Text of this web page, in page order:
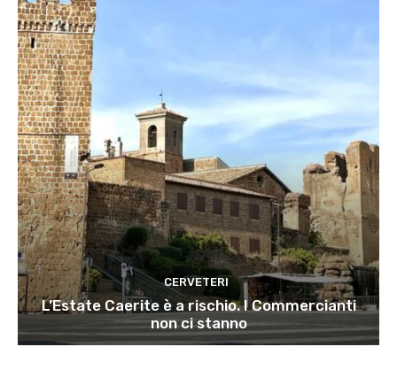
CERVETERI
L’Estate Caerite è a rischio. I Commercianti
non ci stanno